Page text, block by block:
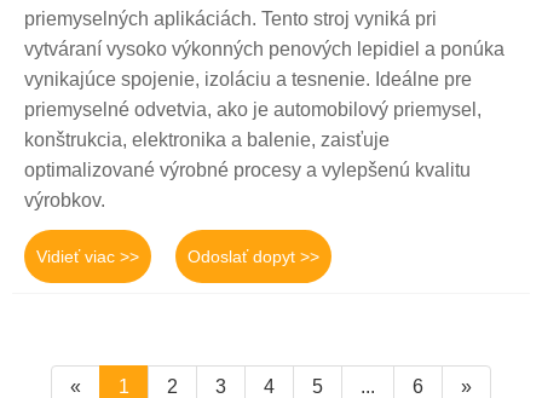
priemyselných aplikáciách. Tento stroj vyniká pri
vytváraní vysoko výkonných penových lepidiel a ponúka
vynikajúce spojenie, izoláciu a tesnenie. Ideálne pre
priemyselné odvetvia, ako je automobilový priemysel,
konštrukcia, elektronika a balenie, zaisťuje
optimalizované výrobné procesy a vylepšenú kvalitu
výrobkov.
Vidieť viac >> Odoslať dopyt >>
« 1 2 3 4 5 ... 6 »